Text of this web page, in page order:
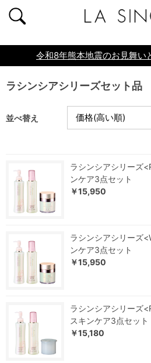
共通ヘッダー
令和8年熊本地震のお見舞い
ラシンシアシリーズセット品
並べ替え
ラシンシアシリーズ
ンケア3点セット
￥15,950
ラシンシアシリーズ
ンケア3点セット
￥15,950
ラシンシアシリーズ
スキンケア3点セット
￥15,180